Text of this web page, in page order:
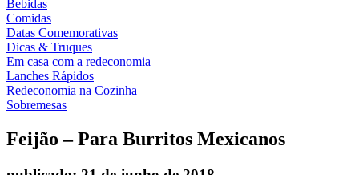
Bebidas
Comidas
Datas Comemorativas
Dicas & Truques
Em casa com a redeconomia
Lanches Rápidos
Redeconomia na Cozinha
Sobremesas
Feijão – Para Burritos Mexicanos